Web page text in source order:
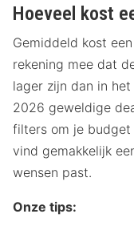
Hoeveel kost
Gemiddeld kost
rekening mee dat
lager zijn dan in
2026 geweldige
filters om je budget
vind gemakkelijk
wensen past.
Onze tips: